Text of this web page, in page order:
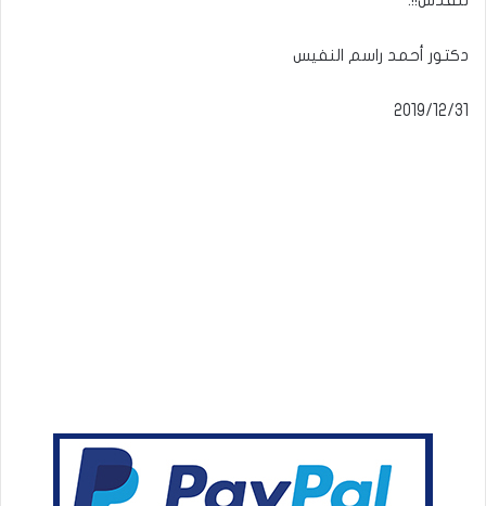
دكتور أحمد راسم النفيس